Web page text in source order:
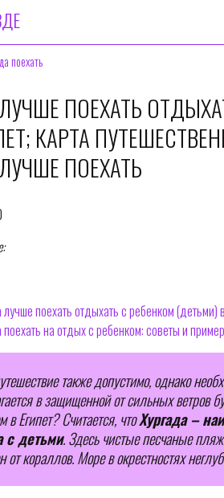
поехать
ПОЕХАТЬ
КАРТА
ПОЕХАТЬ
поехать отдыхать с ребенком (детьми)
на отдых с ребенком: советы и
также допустимо, однако
в защищенной от сильных ветров
в Египет? Считается, чтоХургада –
с детьми. Здесь чистые песчаные
от кораллов. Море в окрестностях